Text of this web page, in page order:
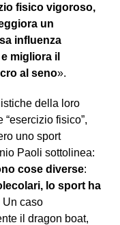
fisico vigoroso,
un
influenza
migliora il
al seno».
della loro
fisico”,
uno sport
Paoli sottolinea:
cose diverse:
lo sport ha
Un caso
il dragon boat,